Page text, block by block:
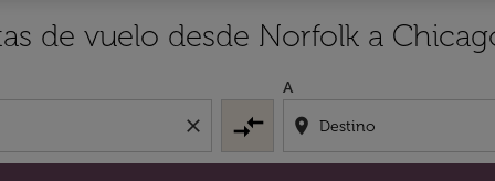
de vuelo desde Norfolk a
close compare_arrows
A
location_on
destino) o interactúe con fechas individuales a